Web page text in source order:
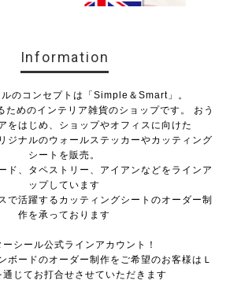
Information
ルのコンセプトは「Simple＆Smart」。
ためのインテリア雑貨のショップです。 おう
をはじめ、ショップやオフィスに向けた
ジナルのウォールステッカーやカッティング
シートを販売。
ド、タペストリー、アイアンなどをラインア
ップしています
で活躍するカッティングシートのオーダー制
作を承っております
ーシール公式ラインアカウント！
ボードのオーダー制作をご希望のお客様はＬ
通じてお打合せさせていただきます